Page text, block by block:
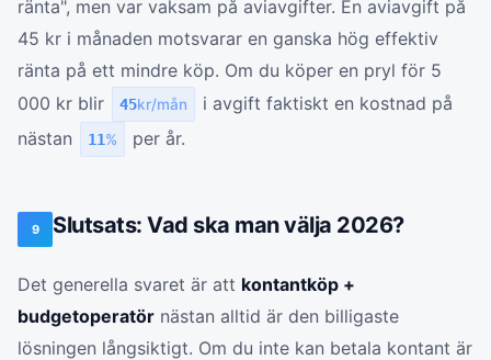
ränta", men var vaksam på aviavgifter. En aviavgift på
45 kr i månaden motsvarar en ganska hög effektiv
ränta på ett mindre köp. Om du köper en pryl för 5
000 kr blir
45kr/mån
i avgift faktiskt en kostnad på
nästan
11% per år.
9 Slutsats: Vad ska man välja 2026?
Det generella svaret är att kontantköp +
budgetoperatör nästan alltid är den billigaste
lösningen långsiktigt. Om du inte kan betala kontant är